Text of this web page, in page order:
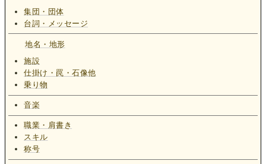
集団・団体
台詞・メッセージ
地名・地形
施設
仕掛け・罠・石像他
乗り物
音楽
職業・肩書き
スキル
称号